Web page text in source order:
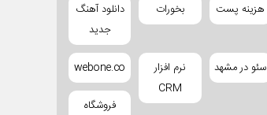
هزینه پست بخورات
دانلود آهنگ
جدید
سئو در مشهد
نرم افزار
CRM
webone.co
فروشگاه